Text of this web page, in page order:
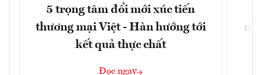
5 trọng tâm đổi mới xúc tiến
thương mại Việt - Hàn hướng tới
kết quả thực chất
Đọc ngay